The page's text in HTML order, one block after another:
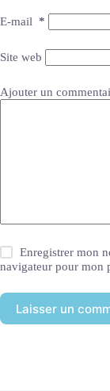
E-mail *
Site web
Ajouter un
Enregistrer mon
navigateur pour mon
Laisser un